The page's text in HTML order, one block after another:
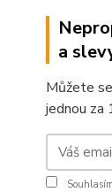
a
Můžete
jednou za